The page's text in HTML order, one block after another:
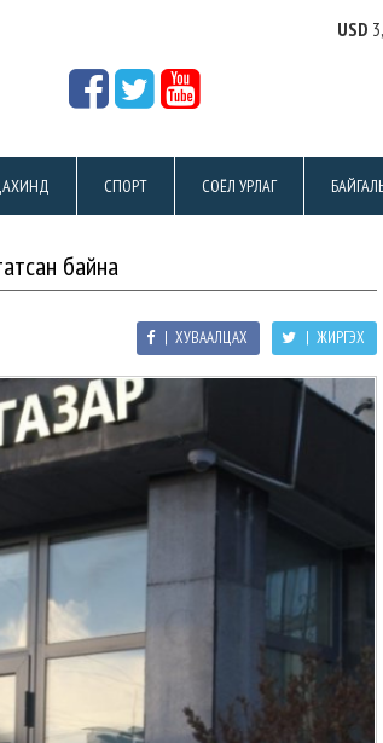
USD
СПОРТ СОЁЛ УРЛАГ
байна
| ЖИРГЭХ
| ХУВААЛЦАХ